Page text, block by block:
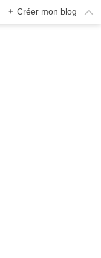
+ Créer mon blog